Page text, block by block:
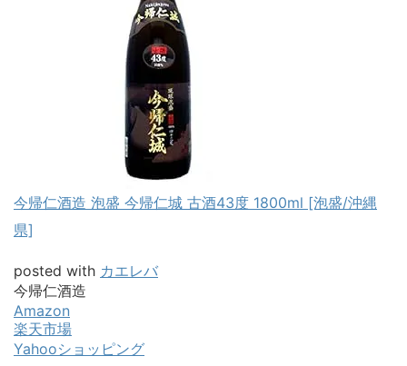
今帰仁酒造 泡盛 今帰仁城 古酒43度 1800ml [泡盛/沖縄
県]
posted with カエレバ
今帰仁酒造
Amazon
楽天市場
Yahooショッピング